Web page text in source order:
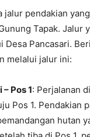
jalur pendakian
Tapak. Jalur
Desa Pancasari.
melalui jalur ini:
Pos 1: Perjalanan
Pos 1. Pendakian
hutan